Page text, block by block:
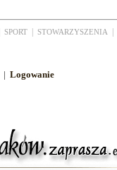
SPORT STOWARZYSZENIA
| Logowanie